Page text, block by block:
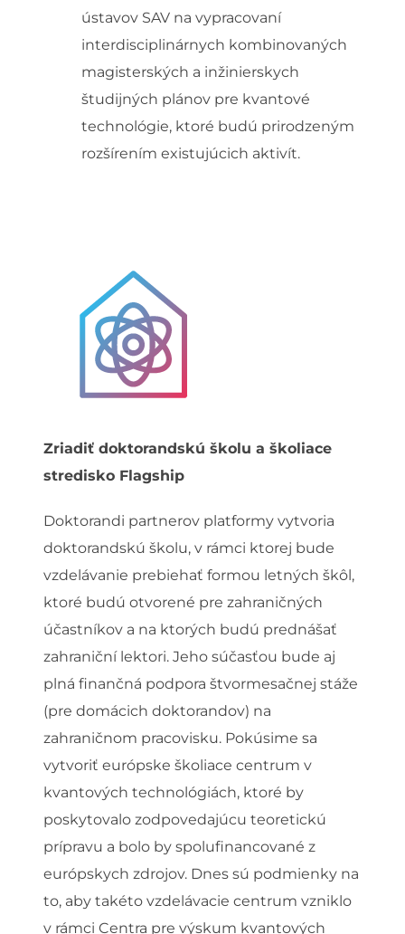
ústavov SAV na vypracovaní
interdisciplinárnych kombinovaných
magisterských a inžinierskych
študijných plánov pre kvantové
technológie, ktoré budú prirodzeným
rozšírením existujúcich aktivít.
Zriadiť doktorandskú školu a školiace
stredisko Flagship
Doktorandi partnerov platformy vytvoria
doktorandskú školu, v rámci ktorej bude
vzdelávanie prebiehať formou letných škôl,
ktoré budú otvorené pre zahraničných
účastníkov a na ktorých budú prednášať
zahraniční lektori. Jeho súčasťou bude aj
plná finančná podpora štvormesačnej stáže
(pre domácich doktorandov) na
zahraničnom pracovisku. Pokúsime sa
vytvoriť európske školiace centrum v
kvantových technológiách, ktoré by
poskytovalo zodpovedajúcu teoretickú
prípravu a bolo by spolufinancované z
európskych zdrojov. Dnes sú podmienky na
to, aby takéto vzdelávacie centrum vzniklo
v rámci Centra pre výskum kvantových